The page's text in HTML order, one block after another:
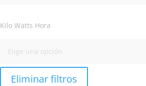
Kilo Watts Hora
Eliminar filtros